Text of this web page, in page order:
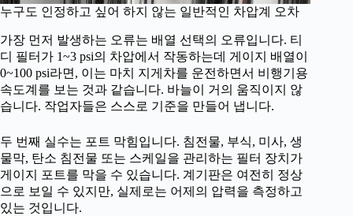
누구도 인정하고 싶어 하지 않는 일반적인 차압계 오차
가장 먼저 발생하는 오류는 배열 선택의 오류입니다. 티
디 필터가 1~3 psi의 차압에서 작동하는데 게이지 배열이
0~100 psi라면, 이는 마치 지게차를 운전하면서 비행기용
속도계를 보는 것과 같습니다. 바늘이 거의 움직이지 않
습니다. 작업자들은 스스로 기준을 만들어 냅니다.
두 번째 실수는 포트 막힘입니다. 침전물, 부식, 미사, 생
물막, 탄소 침전물 또는 스케일을 관리하는 필터 장치가
게이지 포트를 막을 수 있습니다. 계기판은 여전히 정상
으로 보일 수 있지만, 실제로는 어제의 압력을 측정하고
있는 것입니다.